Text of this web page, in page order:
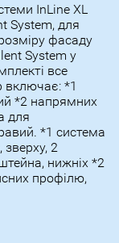
InLine XL
System, для
фасаду
System у
все
включає: *1
*2 напрямних
для
*1 система
2
нижніх *2
профілю,